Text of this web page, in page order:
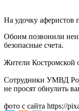
На удочку аферистов
Обоим позвонили
безопасные счета.
Жители Костромской
Сотрудники УМВД
не просят обнулить
фото с сайта https://